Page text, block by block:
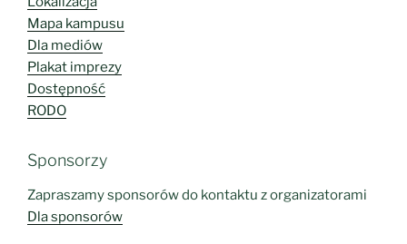
Mapa kampusu
Dla mediów
Plakat imprezy
Dostępność
RODO
Dla sponsorów